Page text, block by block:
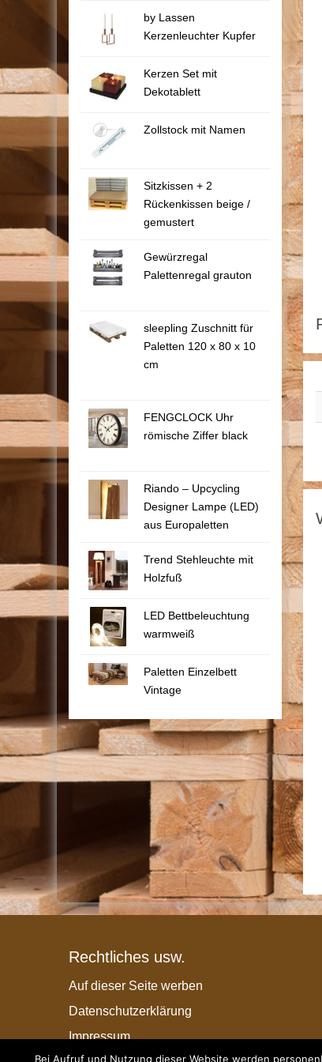
by Lassen
Kerzenleuchter Kupfer
Kerzen Set mit
Dekotablett
Zollstock mit Namen
Sitzkissen + 2
Rückenkissen beige /
gemustert
Gewürzregal
Palettenregal grauton
sleepling Zuschnitt für
Paletten 120 x 80 x 10
cm
FENGCLOCK Uhr
römische Ziffer black
Riando – Upcycling
Designer Lampe (LED)
aus Europaletten
Trend Stehleuchte mit
Holzfuß
LED Bettbeleuchtung
warmweiß
Paletten Einzelbett
Vintage
Rechtliches usw.
Auf dieser Seite werben
Datenschutzerklärung
Impressum
Bei Aufruf und Nutzung dieser Website werden